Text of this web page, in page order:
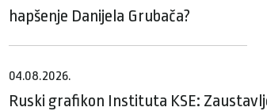
hapšenje Danijela Grubača?
04.08.2026.
Ruski grafikon Instituta KSE: